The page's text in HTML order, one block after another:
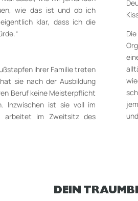
wie das ist und ob ich
klar, dass ich die
ihrer Familie treten
sie nach der Ausbildung
Beruf keine Meisterpflicht
Inzwischen ist sie voll im
arbeitet im Zweitsitz des
DEIN